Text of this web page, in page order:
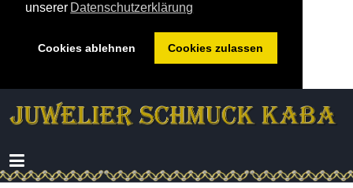
unserer Datenschutzerklärung
Cookies ablehnen Cookies zulassen